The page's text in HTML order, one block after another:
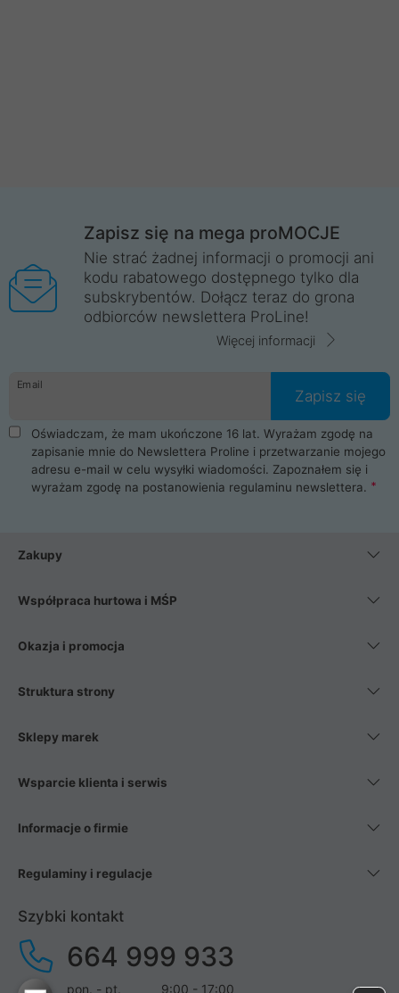
Zapisz się na mega proMOCJE
Nie strać żadnej informacji o promocji ani
kodu rabatowego dostępnego tylko dla
subskrybentów. Dołącz teraz do grona
odbiorców newslettera ProLine!
Więcej informacji
Email
Zapisz się
Oświadczam, że mam ukończone 16 lat. Wyrażam zgodę na
zapisanie mnie do Newslettera Proline i przetwarzanie mojego
adresu e-mail w celu wysyłki wiadomości. Zapoznałem się i
wyrażam zgodę na postanowienia regulaminu newslettera.
Zakupy
Współpraca hurtowa i MŚP
Okazja i promocja
Struktura strony
Sklepy marek
Wsparcie klienta i serwis
Informacje o firmie
Regulaminy i regulacje
Szybki kontakt
664 999 933
pon. - pt. 9:00 - 17:00